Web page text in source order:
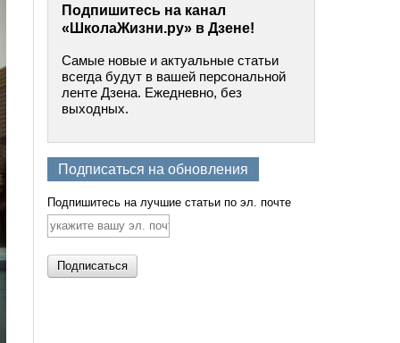
Подпишитесь на канал
«ШколаЖизни.ру» в Дзене!
Самые новые и актуальные статьи
всегда будут в вашей персональной
ленте Дзена. Ежедневно, без
выходных.
Подписаться на обновления
Подпишитесь на лучшие статьи по эл. почте